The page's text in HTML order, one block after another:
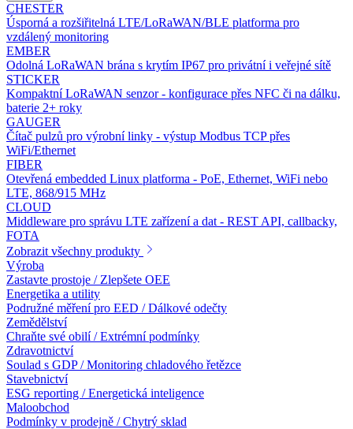
CHESTER
Úsporná a rozšiřitelná LTE/LoRaWAN/BLE platforma pro
vzdálený monitoring
EMBER
Odolná LoRaWAN brána s krytím IP67 pro privátní i veřejné sítě
STICKER
Kompaktní LoRaWAN senzor - konfigurace přes NFC či na dálku,
baterie 2+ roky
GAUGER
Čítač pulzů pro výrobní linky - výstup Modbus TCP přes
WiFi/Ethernet
FIBER
Otevřená embedded Linux platforma - PoE, Ethernet, WiFi nebo
LTE, 868/915 MHz
CLOUD
Middleware pro správu LTE zařízení a dat - REST API, callbacky,
FOTA
Zobrazit všechny produkty
Výroba
Zastavte prostoje / Zlepšete OEE
Energetika a utility
Podružné měření pro EED / Dálkové odečty
Zemědělství
Chraňte své obilí / Extrémní podmínky
Zdravotnictví
Soulad s GDP / Monitoring chladového řetězce
Stavebnictví
ESG reporting / Energetická inteligence
Maloobchod
Podmínky v prodejně / Chytrý sklad